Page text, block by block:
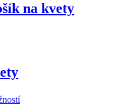
na kvety
Tento